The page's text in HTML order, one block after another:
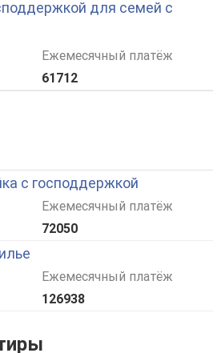
для семей с
Ежемесячный платёж
61712
с господдержкой
Ежемесячный платёж
72050
Ежемесячный платёж
126938